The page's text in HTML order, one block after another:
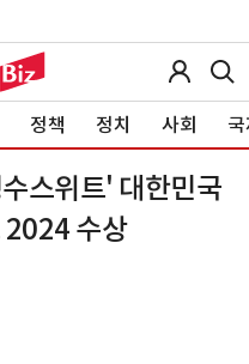
정책 정치 사회
스위트' 대한민국
2024 수상